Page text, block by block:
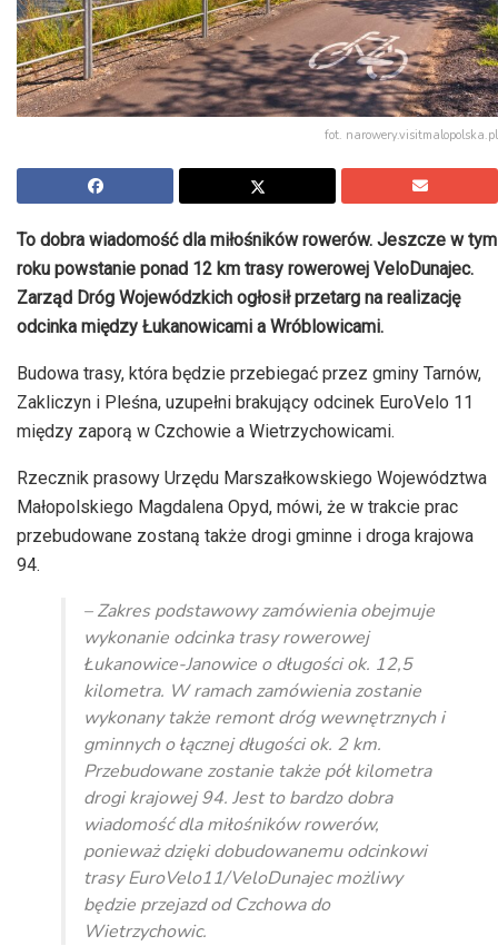
fot. narowery.visitmalopolska.pl
To dobra wiadomość dla miłośników rowerów. Jeszcze w tym
roku powstanie ponad 12 km trasy rowerowej VeloDunajec.
Zarząd Dróg Wojewódzkich ogłosił przetarg na realizację
odcinka między Łukanowicami a Wróblowicami.
Budowa trasy, która będzie przebiegać przez gminy Tarnów,
Zakliczyn i Pleśna, uzupełni brakujący odcinek EuroVelo 11
między zaporą w Czchowie a Wietrzychowicami.
Rzecznik prasowy Urzędu Marszałkowskiego Województwa
Małopolskiego Magdalena Opyd, mówi, że w trakcie prac
przebudowane zostaną także drogi gminne i droga krajowa
94.
– Zakres podstawowy zamówienia obejmuje
wykonanie odcinka trasy rowerowej
Łukanowice-Janowice o długości ok. 12,5
kilometra. W ramach zamówienia zostanie
wykonany także remont dróg wewnętrznych i
gminnych o łącznej długości ok. 2 km.
Przebudowane zostanie także pół kilometra
drogi krajowej 94. Jest to bardzo dobra
wiadomość dla miłośników rowerów,
ponieważ dzięki dobudowanemu odcinkowi
trasy EuroVelo11/VeloDunajec możliwy
będzie przejazd od Czchowa do
Wietrzychowic.